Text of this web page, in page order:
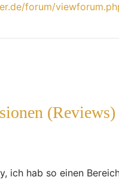
forum/
ich hab so einen